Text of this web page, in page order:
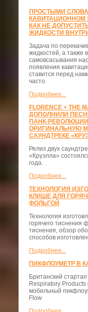
ПРОСТЫМИ
КАВИТАЦИОННОМ
КАК НЕ
ЖИДКОСТИ
Задача по
жидкостей, а также
самовсасывания
появления
ставится перед
часто.
Подробнее...
FLORENCE + THE
ДОПОЛНИЛИ
ПАНК-
ОРИГИНАЛЬНУЮ
САУНДТРЕКЕ
Релиз двух
«Круэлла»
года.
Подробнее...
ТЕХНОЛОГИЯ
КЛИШЕ ДЛЯ
ФОЛЬГОЙ
Технология
горячего тиснения
тиснения, обзор
способов
Подробнее...
ПИКФЛОУМЕТР В
Британский
Respiratory
мобильный
Flow